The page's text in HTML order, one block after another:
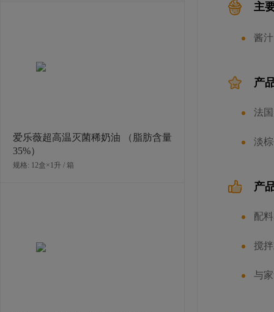
爱乐薇超高温灭菌稀奶油 （脂肪含量
35%）
规格: 12盒×1升 / 箱
主
酱
产
法
淡
产
配
搅
与